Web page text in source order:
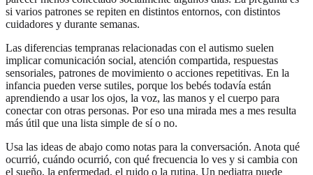
si varios patrones se repiten en distintos entornos, con distintos
cuidadores y durante semanas.
Las diferencias tempranas relacionadas con el autismo suelen
implicar comunicación social, atención compartida, respuestas
sensoriales, patrones de movimiento o acciones repetitivas. En la
infancia pueden verse sutiles, porque los bebés todavía están
aprendiendo a usar los ojos, la voz, las manos y el cuerpo para
conectar con otras personas. Por eso una mirada mes a mes resulta
más útil que una lista simple de sí o no.
Usa las ideas de abajo como notas para la conversación. Anota qué
ocurrió, cuándo ocurrió, con qué frecuencia lo ves y si cambia con
el sueño, la enfermedad, el ruido o la rutina. Un pediatra puede